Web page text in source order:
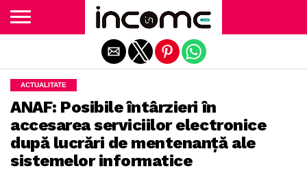
ACTUALITATE
ANAF: Posibile întârzieri în
accesarea serviciilor electronice
după lucrări de mentenanță ale
sistemelor informatice
Exit mobile version